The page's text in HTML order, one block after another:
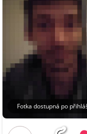
Fotka dostupná po